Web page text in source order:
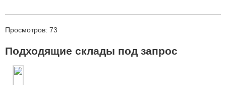
Просмотров: 73
Подходящие склады под запрос